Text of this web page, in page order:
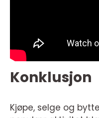
Konklusjon
Kjøpe, selge og